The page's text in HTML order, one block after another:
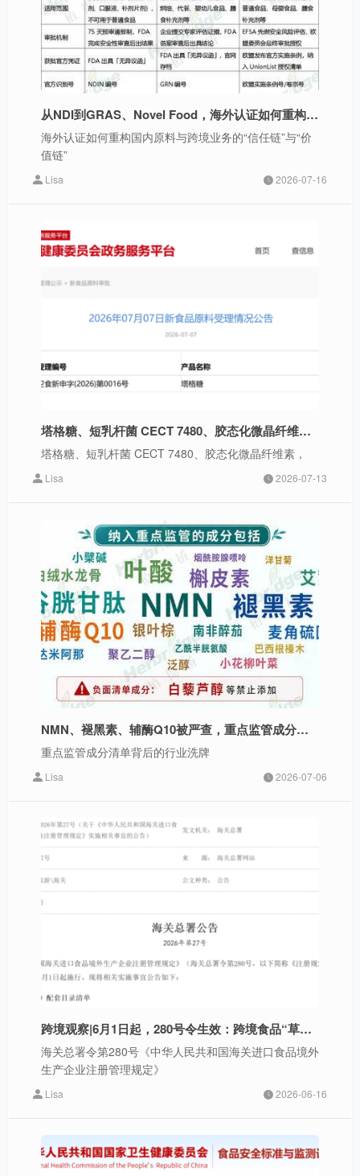
从NDI到GRAS、Novel Food，海外认证如何重构国内原料与跨境业务的“信任链”与“价值链”
海外认证如何重构国内原料与跨境业务的“信任链”与“价
值链”
Lisa 2026-07-16
塔格糖、短乳杆菌 CECT 7480、胶态化微晶纤维素，受理申报“三新原料”
塔格糖、短乳杆菌 CECT 7480、胶态化微晶纤维素，
Lisa 2026-07-13
NMN、褪黑素、辅酶Q10被严查，重点监管成分清单背后的行业洗牌
重点监管成分清单背后的行业洗牌
Lisa 2026-07-06
跨境观察|6月1日起，280号令生效：跨境食品“草莽时代”终结
海关总署令第280号《中华人民共和国海关进口食品境外
生产企业注册管理规定》
Lisa 2026-06-16